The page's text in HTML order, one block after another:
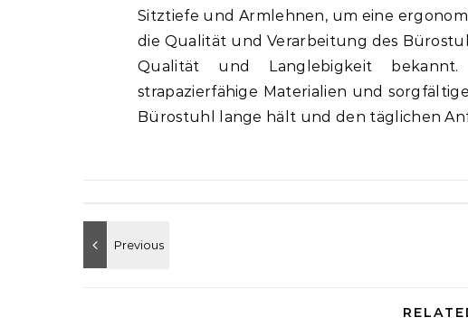
Sitztiefe und Armlehnen, um eine
die Qualität und Verarbeitung des
Qualität und Langlebigkeit
strapazierfähige Materialien und
Bürostuhl lange hält und den täglichen